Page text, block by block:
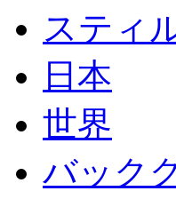
スティ
日本
世界
バック